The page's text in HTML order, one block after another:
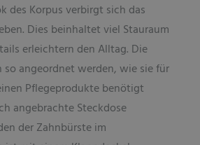
des Korpus verbirgt sich das
Dies beinhaltet viel Stauraum
erleichtern den Alltag. Die
so angeordnet werden, wie sie für
Pflegeprodukte benötigt
angebrachte Steckdose
der Zahnbürste im